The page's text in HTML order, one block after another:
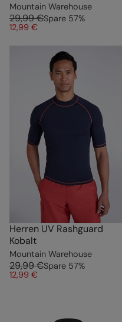
Mountain Warehouse
29,99 €Spare 57%
12,99 €
Herren UV Rashguard
Kobalt
Mountain Warehouse
29,99 €Spare 57%
12,99 €